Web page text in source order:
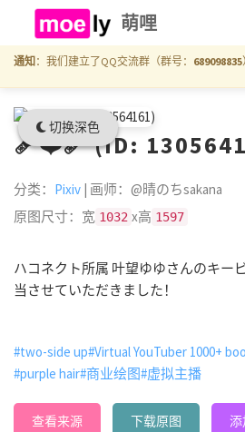
切换深色
萌哩
通知 ：我们建立了QQ交流群（群号： 689098835
🩹❤️‍🩹 (ID:
分类： Pixiv | 画师：@晴のちsakana
原图尺寸：宽 1032 x高 1597
ハコネクト所属 叶望ゆゆさんのキー
当させていただきました！
#two-side up#Virtual YouTuber 1000+
#purple hair#商业绘图#虚拟主播
查看来源 下载原图